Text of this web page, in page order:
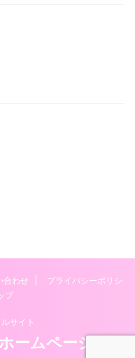
合わせ
プライバシーポリシ
プ
サイト
ームページ